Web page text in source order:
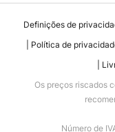
Definições de
Política de
Os preços riscados
Número de